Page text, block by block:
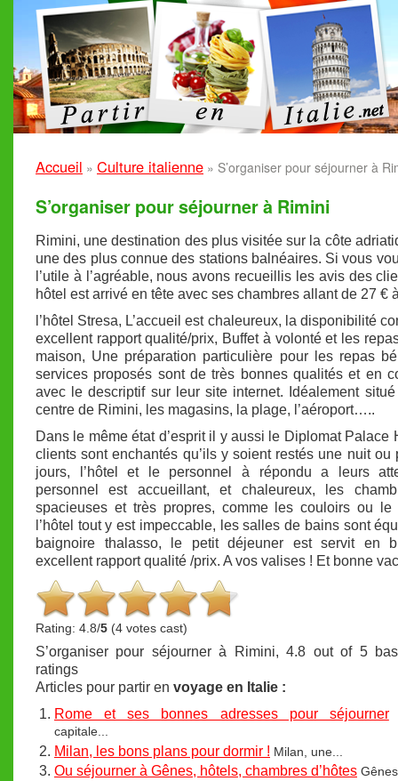
Accueil » Culture italienne » S’organiser pour séjourner à
S’organiser pour séjourner à Rimini
Rimini, une destination des plus visitée sur la côte
une des plus connue des stations balnéaires. Si vous
l’utile à l’agréable, nous avons recueillis les avis des
hôtel est arrivé en tête avec ses chambres allant de 27 €
l’hôtel Stresa, L’accueil est chaleureux, la disponibilité
excellent rapport qualité/prix, Buffet à volonté et les
maison, Une préparation particulière pour les repas
services proposés sont de très bonnes qualités et en
avec le descriptif sur leur site internet. Idéalement
centre de Rimini, les magasins, la plage, l’aéroport…..
Dans le même état d’esprit il y aussi le Diplomat Palace
clients sont enchantés qu’ils y soient restés une nuit ou
jours, l’hôtel et le personnel à répondu a leurs
personnel est accueillant, et chaleureux, les
spacieuses et très propres, comme les couloirs ou le
l’hôtel tout y est impeccable, les salles de bains sont
baignoire thalasso, le petit déjeuner est servit en
excellent rapport qualité /prix. A vos valises ! Et bonne
Rating: 4.8/5 (4 votes cast)
S’organiser pour séjourner à Rimini,4.8 out of 5
ratings
Articles pour partir en voyage en Italie :
Rome et ses bonnes adresses pour séjourner
capitale...
Milan, les bons plans pour dormir ! Milan, une...
Ou séjourner à Gênes, hôtels, chambres d’hôtes